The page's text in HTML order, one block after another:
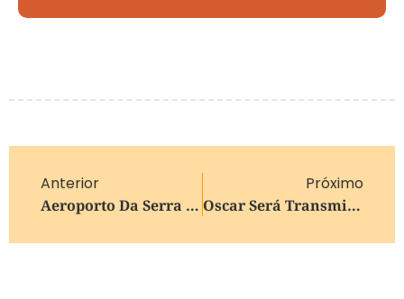
Anterior
Aeroporto Da Serra Gaúcha Avança Para Fase Decisiva Com Lançamento De Licitação
Próximo
Oscar Será Transmitido Com Exclusividade Pelo YouTube A Partir De 2029